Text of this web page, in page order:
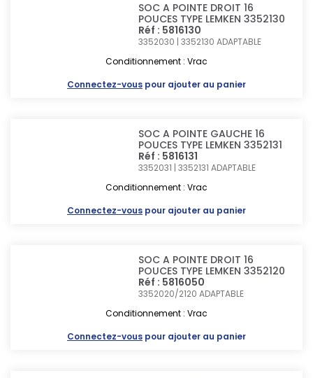
SOC A POINTE DROIT 16
POUCES TYPE LEMKEN 3352130
Réf : 5816130
3352030 | 3352130ADAPTABLE
Conditionnement : Vrac
Connectez-vous pour ajouter au panier
SOC A POINTE GAUCHE 16
POUCES TYPE LEMKEN 3352131
Réf : 5816131
3352031 | 3352131ADAPTABLE
Conditionnement : Vrac
Connectez-vous pour ajouter au panier
SOC A POINTE DROIT 16
POUCES TYPE LEMKEN 3352120
Réf : 5816050
3352020/2120ADAPTABLE
Conditionnement : Vrac
Connectez-vous pour ajouter au panier